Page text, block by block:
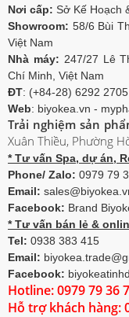
Nơi cấp: Sở Kế Hoạch
Showroom: 58/6 Bùi
Việt Nam
Nhà máy: 247/27 Lê
Chí Minh, Việt Nam
ĐT: (+84-28) 6292
Web: biyokea.vn -
Trải nghiệm sản
Xuân Thiều, Phường
* Tư vấn Spa, dự án,
Phone/ Zalo: 0979 79
Email:
Facebook: Brand
* Tư vấn bán lẻ &
Tel: 0938 383 415
Email:
Facebook:
Hotline: 0979 79 36
Hỗ trợ khách hàng: